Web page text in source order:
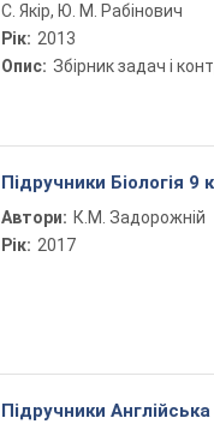
С. Якір, Ю. М. Рабінович
Рік: 2013
Опис: Збірник задач і
Підручники Біологія 9
Автори: К.М. Задорожній
Рік: 2017
Підручники